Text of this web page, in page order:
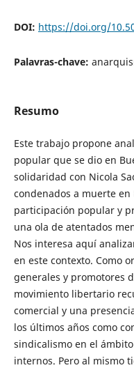
DOI: https://doi.org/
Palavras-chave:
Resumo
Este trabajo propone
popular que se dio en
solidaridad con Nicola
condenados a muerte en
participación popular y
una ola de atentados
Nos interesa aquí
en este contexto. Como
generales y promotores
movimiento libertario
comercial y una
los últimos años como
sindicalismo en el
internos. Pero al mismo